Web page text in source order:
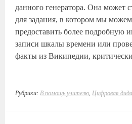
данного генератора. Она может
для задания, в котором мы
предоставить более подробную
записи шкалы времени или
факты из Википедии,
Рубрики: В помощь учителю Цифровая